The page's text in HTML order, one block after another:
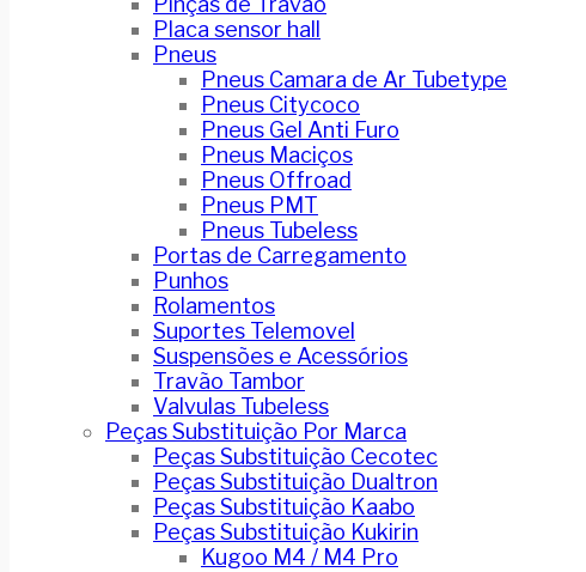
Placa sensor hall
Pneus
Pneus Camara de Ar Tubetype
Pneus Citycoco
Pneus Gel Anti Furo
Pneus Maciços
Pneus Offroad
Pneus PMT
Pneus Tubeless
Portas de Carregamento
Punhos
Rolamentos
Suportes Telemovel
Suspensões e Acessórios
Travão Tambor
Valvulas Tubeless
Peças Substituição Por Marca
Peças Substituição Cecotec
Peças Substituição Dualtron
Peças Substituição Kaabo
Peças Substituição Kukirin
Kugoo M4 / M4 Pro